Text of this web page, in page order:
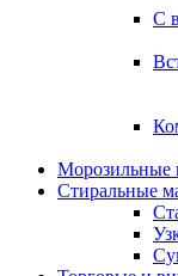
С
Морозильные
Стиральные